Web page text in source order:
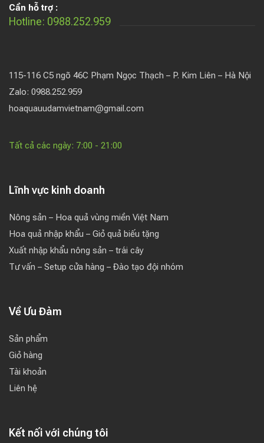
Cần hỗ trợ :
Hotline: 0988.252.959
115-116 C5 ngõ 46C Phạm Ngọc Thạch – P. Kim Liên – Hà Nội
Zalo: 0988.252.959
hoaquauudamvietnam@gmail.com
Tất cả các ngày: 7:00 - 21:00
Lĩnh vực kinh doanh
Nông sản – Hoa quả vùng miền Việt Nam
Hoa quả nhập khẩu – Giỏ quả biếu tặng
Xuất nhập khẩu nông sản – trái cây
Tư vấn – Setup cửa hàng – Đào tạo đội nhóm
Về Ưu Đàm
Sản phẩm
Giỏ hàng
Tài khoản
Liên hệ
Kết nối với chúng tôi